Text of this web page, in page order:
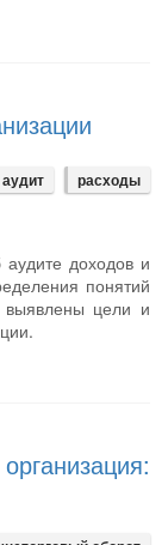
аудит расходы
доходов и
понятий
выявлены цели и